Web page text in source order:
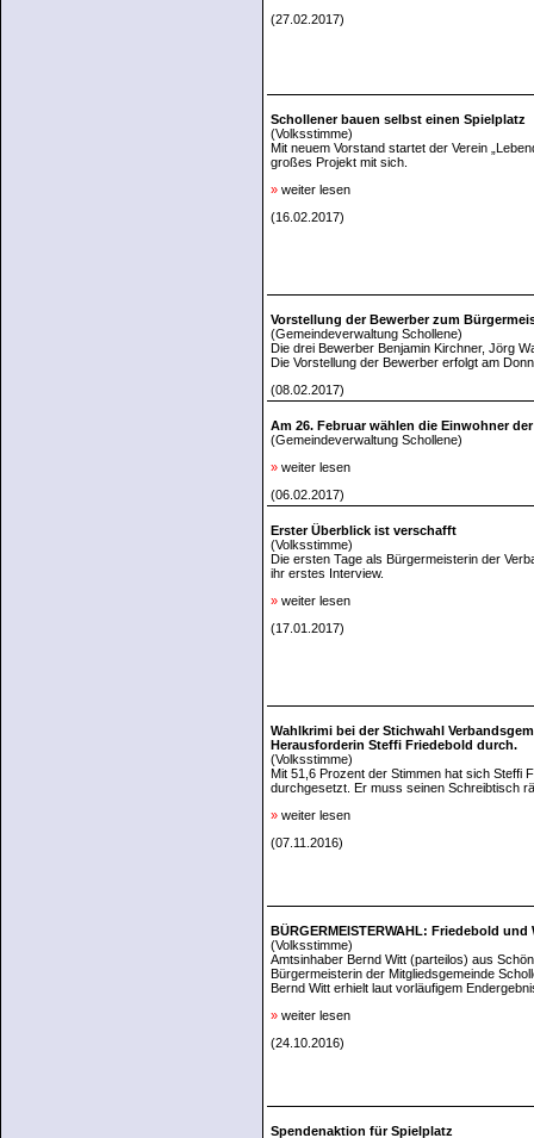
(27.02.2017)
Schollener bauen selbst einen Spielplatz
(Volksstimme)
Mit neuem Vorstand startet der Verein
großes Projekt mit sich.
» weiter lesen
(16.02.2017)
Vorstellung der Bewerber zum
(Gemeindeverwaltung Schollene)
Die drei Bewerber Benjamin Kirchner, Jörg
Die Vorstellung der Bewerber erfolgt am
(08.02.2017)
Am 26. Februar wählen die Einwohner
(Gemeindeverwaltung Schollene)
» weiter lesen
(06.02.2017)
Erster Überblick ist verschafft
(Volksstimme)
Die ersten Tage als Bürgermeisterin der
ihr erstes Interview.
» weiter lesen
(17.01.2017)
Wahlkrimi bei der Stichwahl
Herausforderin Steffi Friedebold durch.
(Volksstimme)
Mit 51,6 Prozent der Stimmen hat sich Steffi
durchgesetzt. Er muss seinen Schreibtisch
» weiter lesen
(07.11.2016)
BÜRGERMEISTERWAHL: Friedebold
(Volksstimme)
Amtsinhaber Bernd Witt (parteilos) aus
Bürgermeisterin der Mitgliedsgemeinde
Bernd Witt erhielt laut vorläufigem
» weiter lesen
(24.10.2016)
Spendenaktion für Spielplatz